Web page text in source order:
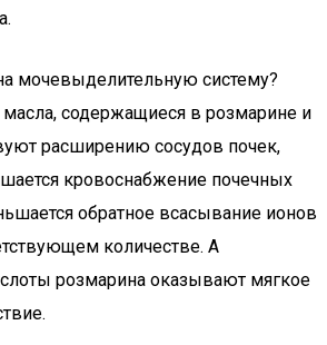
мочевыделительную систему?
содержащиеся в розмарине и
расширению сосудов почек,
кровоснабжение почечных
обратное всасывание ионов
количестве. А
розмарина оказывают мягкое